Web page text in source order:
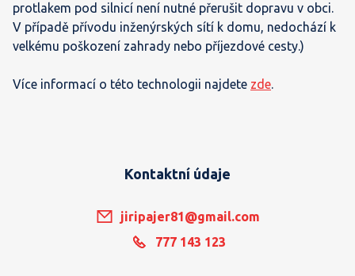
protlakem pod silnicí není nutné přerušit dopravu v obci.
V případě přívodu inženýrských sítí k domu, nedochází k
velkému poškození zahrady nebo příjezdové cesty.)
Více informací o této technologii najdete zde.
Kontaktní údaje
jiripajer81@gmail.com
777 143 123